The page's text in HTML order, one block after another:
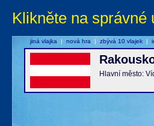
Klikněte na
Hlavní město:
jiná vlajka | nová hra | zbývá 10 vlajek |